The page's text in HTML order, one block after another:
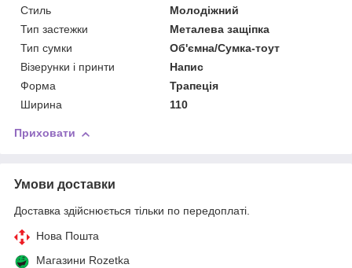
Стиль
Молодіжний
Тип застежки
Металева защіпка
Тип сумки
Об'ємна/Сумка-тоут
Візерунки і принти
Напис
Форма
Трапеція
Ширина
110
Приховати
Умови доставки
Доставка здійснюється тільки по передоплаті.
Нова Пошта
Магазини Rozetka